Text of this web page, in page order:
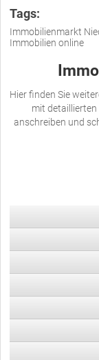
Tags:
Immobilienmarkt
Immobilien online
Hier finden Sie
mit
anschreiben und